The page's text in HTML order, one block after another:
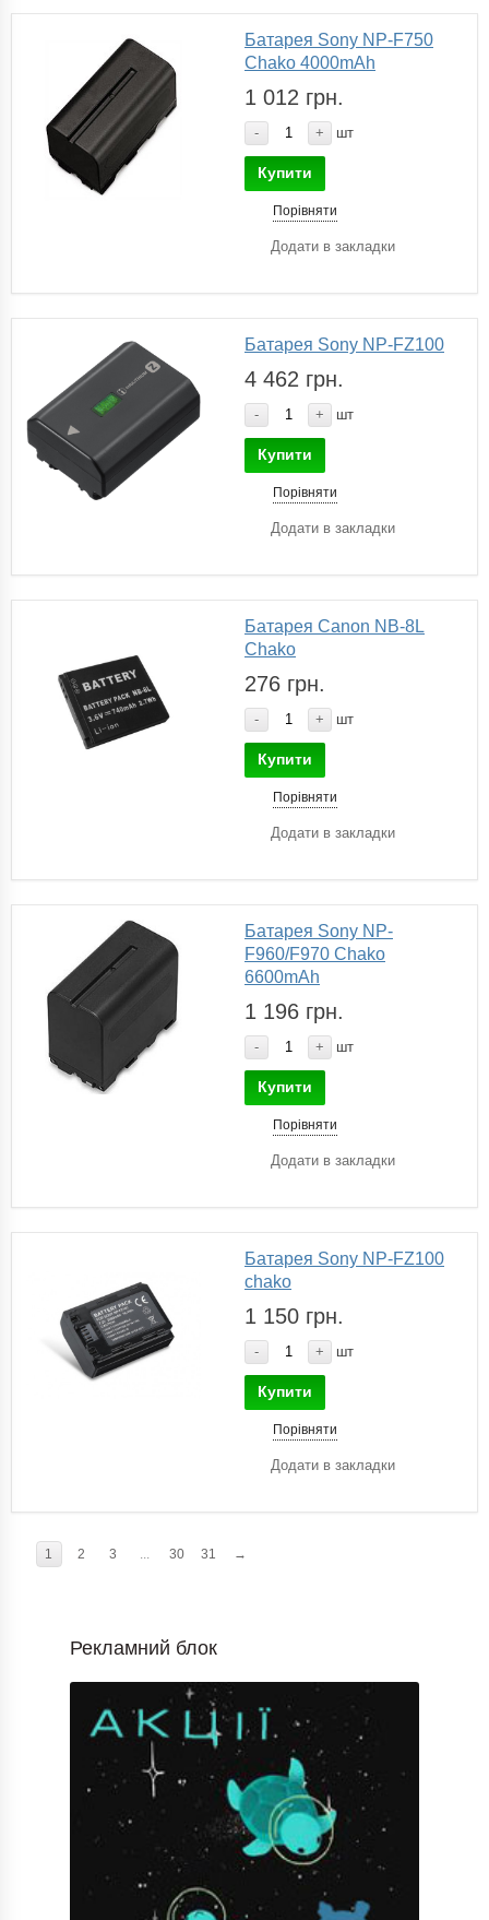
Батарея Sony NP-F750
Chako 4000mAh
1 012 грн.
- + шт
Купити
Порівняти
Додати в закладки
Батарея Sony NP-FZ100
4 462 грн.
- + шт
Купити
Порівняти
Додати в закладки
Батарея Canon NB-8L
Chako
276 грн.
- + шт
Купити
Порівняти
Додати в закладки
Батарея Sony NP-
F960/F970 Chako
6600mAh
1 196 грн.
- + шт
Купити
Порівняти
Додати в закладки
Батарея Sony NP-FZ100
chako
1 150 грн.
- + шт
Купити
Порівняти
Додати в закладки
1 2 3 30 31 →
Рекламний блок